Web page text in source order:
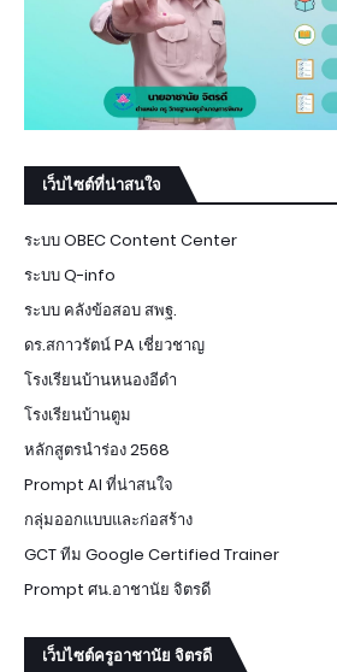
เว็บไซต์ที่น่าสนใจ
ระบบ OBEC Content Center
ระบบ Q-info
ระบบ คลังข้อสอบ สพฐ.
ดร.สกาวรัตน์ PA เชี่ยวชาญ
โรงเรียนบ้านหนองอีดำ
โรงเรียนบ้านตูม
หลักสูตรนำร่อง 2568
Prompt AI ที่น่าสนใจ
กลุ่มออกแบบและก่อสร้าง
GCT ทีม Google Certified Trainer
Prompt ศน.อาชานัย จิตรดี
เว็บไซต์ครูอาชานัย จิตรดี